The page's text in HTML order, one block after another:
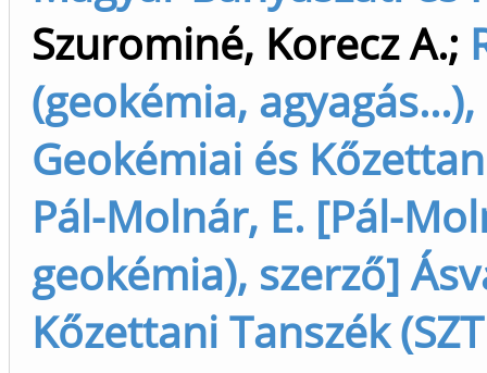
Szurominé, Korecz A.;
(geokémia,
Geokémiai és
Pál-Molnár, E. [Pál-
geokémia), szerző]
Kőzettani Tanszék